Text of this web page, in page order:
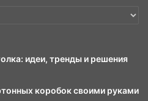
идеи, тренды и решения
коробок своими руками